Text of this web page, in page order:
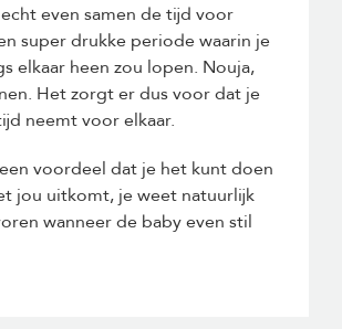
even samen de tijd voor
super drukke periode waarin je
elkaar heen zou lopen. Nouja,
Het zorgt er dus voor dat je
neemt voor elkaar.
voordeel dat je het kunt doen
jou uitkomt, je weet natuurlijk
wanneer de baby even stil